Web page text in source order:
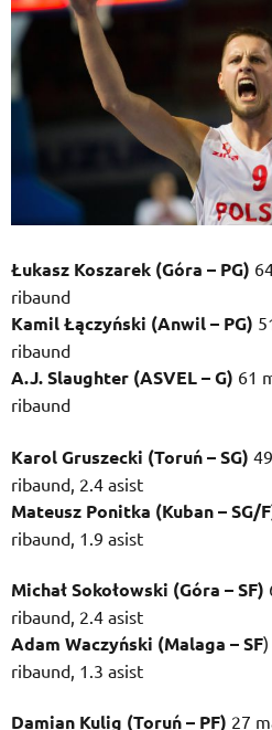
Łukasz Koszarek (Góra – PG)
ribaund
Kamil Łączyński (Anwil – PG)
ribaund
A.J. Slaughter (ASVEL – G) 61
ribaund
Karol Gruszecki (Toruń – SG)
ribaund, 2.4 asist
Mateusz Ponitka (Kuban – SG/
ribaund, 1.9 asist
Michał Sokołowski (Góra – SF)
ribaund, 2.4 asist
Adam Waczyński (Malaga – SF
ribaund, 1.3 asist
Damian Kulig (Toruń – PF) 27